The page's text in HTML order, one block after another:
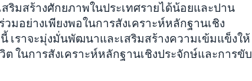
ริมสร้างศักยภาพในประเทศรายได้น้อยและปาน
อย่างเพียงพอในการสังเคราะห์หลักฐานเชิง
เราจะมุ่งมั่นพัฒนาและเสริมสร้างความเข้มแข็งให้
ในการสังเคราะห์หลักฐานเชิงประจักษ์และการขับ